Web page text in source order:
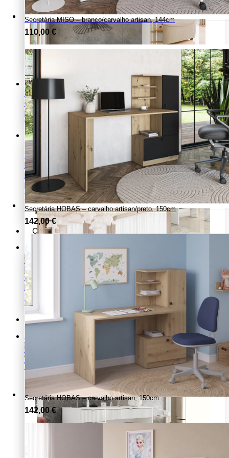
Cozinha
Mesas de cozinha
Móveis auxiliares de cozinha
Home Office/Escritório
Secretárias
Cadeiras
Estantes office
Ver todos os produtos
Bancos
Bengaleiros
Consolas
Móveis de entrada
Sapateiras
Ver todos os produtos
Mesas de cozinha
Móveis auxiliares de cozinha
Ver todos os produtos
Mesas de cozinha
Ver todos os produtos
Estofos
Sofás
Sofá-cama
Poltronas
Pufes
Banquetas
Ver todos os produtos
Home Office/Escritório
Secretárias
Cadeiras
Estantes office
Ver todos os produtos
Secretária MISO – branco/carvalho artisan, 144cm
110,00 €
Secretária HOBAS – carvalho artisan/preto, 150cm
142,00€
Secretária HOBAS – carvalho artisan, 150cm
142,00€